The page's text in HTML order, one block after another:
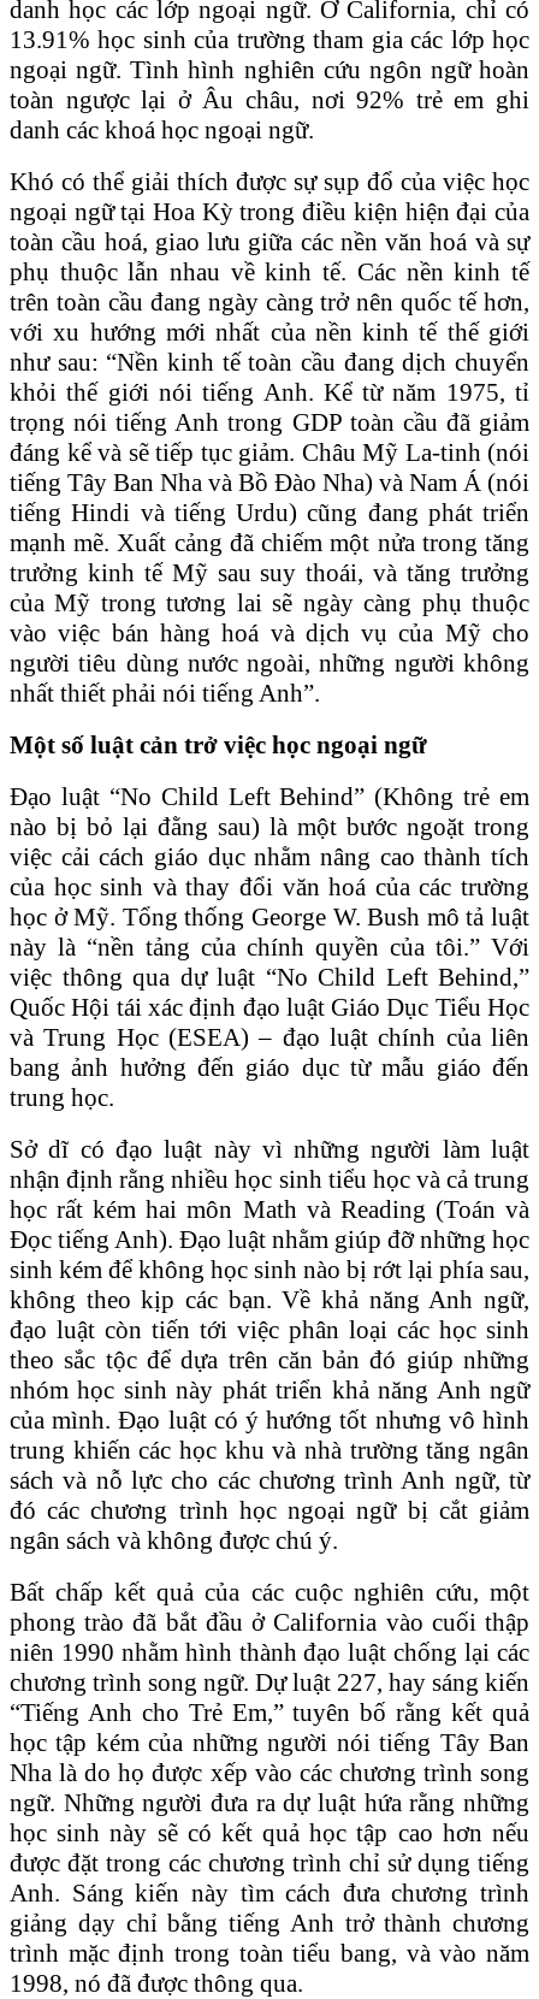
danh học các lớp ngoại ngữ. Ở California, chỉ có
13.91% học sinh của trường tham gia các lớp học
ngoại ngữ. Tình hình nghiên cứu ngôn ngữ hoàn
toàn ngược lại ở Âu châu, nơi 92% trẻ em ghi
danh các khoá học ngoại ngữ.
Khó có thể giải thích được sự sụp đổ của việc học
ngoại ngữ tại Hoa Kỳ trong điều kiện hiện đại của
toàn cầu hoá, giao lưu giữa các nền văn hoá và sự
phụ thuộc lẫn nhau về kinh tế. Các nền kinh tế
trên toàn cầu đang ngày càng trở nên quốc tế hơn,
với xu hướng mới nhất của nền kinh tế thế giới
như sau: “Nền kinh tế toàn cầu đang dịch chuyển
khỏi thế giới nói tiếng Anh. Kể từ năm 1975, tỉ
trọng nói tiếng Anh trong GDP toàn cầu đã giảm
đáng kể và sẽ tiếp tục giảm. Châu Mỹ La-tinh (nói
tiếng Tây Ban Nha và Bồ Đào Nha) và Nam Á (nói
tiếng Hindi và tiếng Urdu) cũng đang phát triển
mạnh mẽ. Xuất cảng đã chiếm một nửa trong tăng
trưởng kinh tế Mỹ sau suy thoái, và tăng trưởng
của Mỹ trong tương lai sẽ ngày càng phụ thuộc
vào việc bán hàng hoá và dịch vụ của Mỹ cho
người tiêu dùng nước ngoài, những người không
nhất thiết phải nói tiếng Anh”.
Một số luật cản trở việc học ngoại ngữ
Đạo luật “No Child Left Behind” (Không trẻ em
nào bị bỏ lại đằng sau) là một bước ngoặt trong
việc cải cách giáo dục nhằm nâng cao thành tích
của học sinh và thay đổi văn hoá của các trường
học ở Mỹ. Tổng thống George W. Bush mô tả luật
này là “nền tảng của chính quyền của tôi.” Với
việc thông qua dự luật “No Child Left Behind,”
Quốc Hội tái xác định đạo luật Giáo Dục Tiểu Học
và Trung Học (ESEA) – đạo luật chính của liên
bang ảnh hưởng đến giáo dục từ mẫu giáo đến
trung học.
Sở dĩ có đạo luật này vì những người làm luật
nhận định rằng nhiều học sinh tiểu học và cả trung
học rất kém hai môn Math và Reading (Toán và
Đọc tiếng Anh). Đạo luật nhằm giúp đỡ những học
sinh kém để không học sinh nào bị rớt lại phía sau,
không theo kịp các bạn. Về khả năng Anh ngữ,
đạo luật còn tiến tới việc phân loại các học sinh
theo sắc tộc để dựa trên căn bản đó giúp những
nhóm học sinh này phát triển khả năng Anh ngữ
của mình. Đạo luật có ý hướng tốt nhưng vô hình
trung khiến các học khu và nhà trường tăng ngân
sách và nỗ lực cho các chương trình Anh ngữ, từ
đó các chương trình học ngoại ngữ bị cắt giảm
ngân sách và không được chú ý.
Bất chấp kết quả của các cuộc nghiên cứu, một
phong trào đã bắt đầu ở California vào cuối thập
niên 1990 nhằm hình thành đạo luật chống lại các
chương trình song ngữ. Dự luật 227, hay sáng kiến
“Tiếng Anh cho Trẻ Em,” tuyên bố rằng kết quả
học tập kém của những người nói tiếng Tây Ban
Nha là do họ được xếp vào các chương trình song
ngữ. Những người đưa ra dự luật hứa rằng những
học sinh này sẽ có kết quả học tập cao hơn nếu
được đặt trong các chương trình chỉ sử dụng tiếng
Anh. Sáng kiến này tìm cách đưa chương trình
giảng dạy chỉ bằng tiếng Anh trở thành chương
trình mặc định trong toàn tiểu bang, và vào năm
1998, nó đã được thông qua.